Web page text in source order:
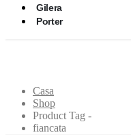
Gilera
Porter
Casa
Shop
Product Tag -
fiancata